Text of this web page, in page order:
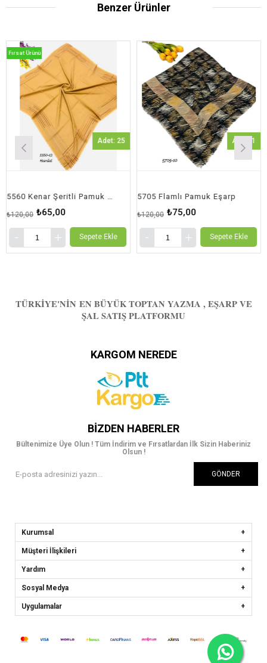
Benzer Ürünler
5560 Kenar Şeritli Pamuk Eşarp
₺65,00
Adet: 25
Sepete Ekle
Ürünü
5705 Flamlı Pamuk Eşarp
₺75,00
₺120,00
Adet: 1
Sepete Ekle
TÜRKIYE'NIN EN BÜYÜK TOPTAN YAZMA , EŞARP VE
ŞAL SATIŞ PLATFORMU
KARGOM NEREDE
BIZDEN HABERLER
Bültenimize Üye Olun ! Tüm İndirim ve Fırsatlardan İlk Sizin Haberiniz
Olsun !
GÖNDER
Kurumsal
Müşteri İlişkileri
Yardım
Sosyal Medya
Uygulamalar